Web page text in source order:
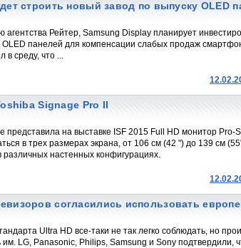
строить новый завод по выпуску OLED
агентства Рейтер, Samsung Display планирует
OLED панелей для компенсации слабых продаж
в среду, что ...
Signage Pro II
представила на выставке ISF 2015 Full HD монитор Pro-
в трех размерах экрана, от 106 см (42 ") до 139 см
различных настенных конфигурациях.
согласились использовать
Ultra HD все-таки не так легко соблюдать, но
LG, Panasonic, Philips, Samsung и Sony подтвердили,